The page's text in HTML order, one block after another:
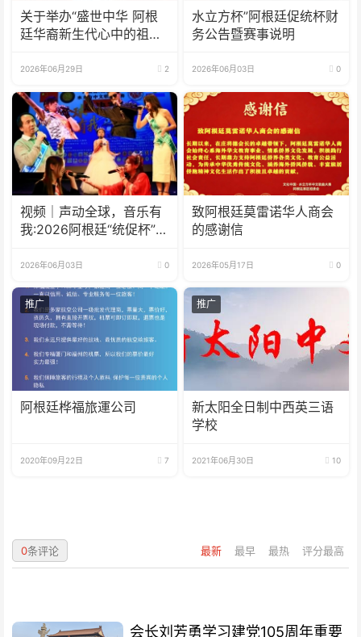
关于举办“盛世中华 阿根
廷华裔新生代心中的祖
2026年06月29日 2
水立方杯”阿根廷促统杯财
务公告暨赛事说明
2026年06月03日 0
视频｜声动全球，音乐有
我:2026阿根廷“统促杯”水
圆满落幕
2026年06月03日 0
致阿根廷莫雷诺华人商会
的感谢信
2026年05月17日 0
推广
阿根廷桦福旅運公司
2020年09月22日 7
推广
新太阳全日制中西英三语
学校
2021年06月30日 10
最新 最早 最热 评分最高
0条评论
会长刘芳勇学习建党105周年重要